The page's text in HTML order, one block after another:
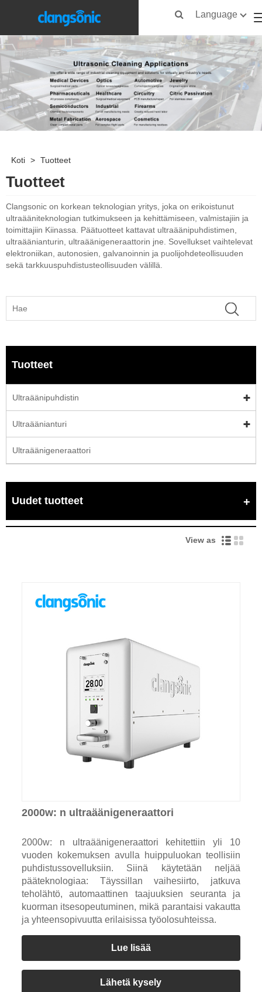
Language
Koti > Tuotteet
Tuotteet
Clangsonic on korkean teknologian yritys, joka on erikoistunut
ultraääniteknologian tutkimukseen ja kehittämiseen, valmistajiin ja
toimittajiin Kiinassa. Päätuotteet kattavat ultraäänipuhdistimen,
ultraäänianturin, ultraäänigeneraattorin jne. Sovellukset vaihtelevat
elektroniikan, autonosien, galvanoinnin ja puolijohdeteollisuuden
sekä tarkkuuspuhdistusteollisuuden välillä.
Tuotteet
Ultraäänipuhdistin
Ultraäänianturi
Ultraäänigeneraattori
Uudet tuotteet
View as
2000w: n ultraäänigeneraattori
2000w: n ultraäänigeneraattori kehitettiin yli 10
vuoden kokemuksen avulla huippuluokan teollisiin
puhdistussovelluksiin. Siinä käytetään neljää
pääteknologiaa: Täyssillan vaihesiirto, jatkuva
teholähtö, automaattinen taajuuksien seuranta ja
kuorman itsesopeutuminen, mikä parantaisi vakautta
ja yhteensopivuutta erilaisissa työolosuhteissa.
Lue lisää
Lähetä kysely